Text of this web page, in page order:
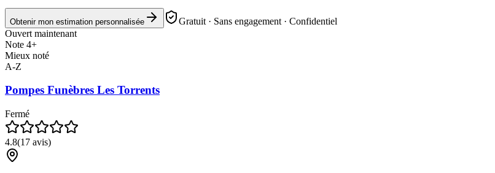
Obtenir mon estimation personnalisée
Gratuit · Sans engagement · Confidentiel
Ouvert maintenant
Note 4+
Mieux noté
A-Z
Pompes Funèbres Les Torrents
Fermé
4.8(17 avis)